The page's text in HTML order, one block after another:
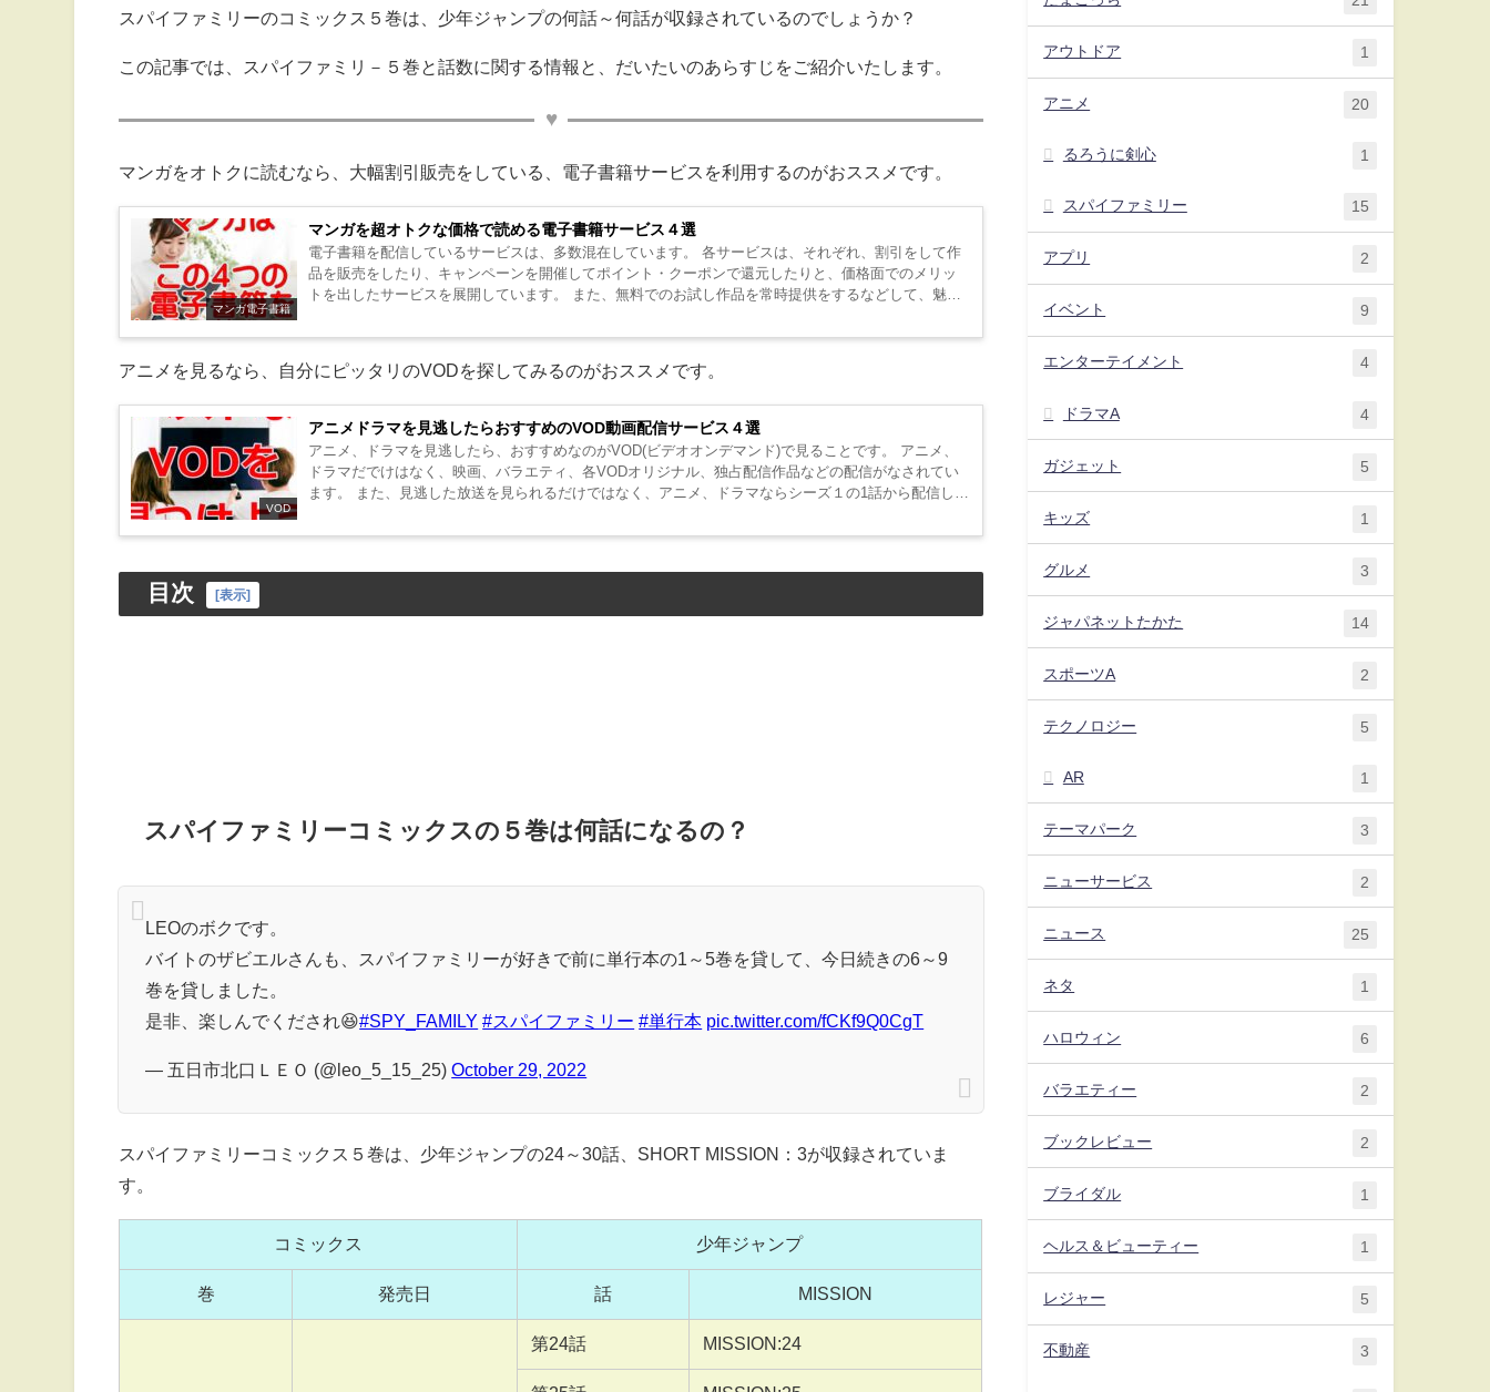
スパイファミリーのコミックス５巻は、少年ジャンプの何話～何話が収録されているのでしょうか？
この記事では、スパイファミリ－５巻と話数に関する情報と、だいたいのあらすじをご紹介いたします。
マンガをオトクに読むなら、大幅割引販売をしている、電子書籍サービスを利用するのがおススメです。
マンガ電子書籍
マンガを超オトクな価格で読める電子書籍サービス４選
電子書籍を配信しているサービスは、多数混在しています。 各サービスは、それぞれ、割引をして作
品を販売をしたり、キャンペーンを開催してポイント・クーポンで還元したりと、価格面でのメリッ
トを出したサービスを展開しています。 また、無料でのお試し作品を常時提供をするなどして、魅力
アニメを見るなら、自分にピッタリのVODを探してみるのがおススメです。
VOD
アニメドラマを見逃したらおすすめのVOD動画配信サービス４選
アニメ、ドラマを見逃したら、おすすめなのがVOD(ビデオオンデマンド)で見ることです。 アニメ、
ドラマだでけはなく、映画、バラエティ、各VODオリジナル、独占配信作品などの配信がなされてい
ます。 また、見逃した放送を見られるだけではなく、アニメ、ドラマならシーズ１の1話から配信して
目次 [表示]
スパイファミリーコミックスの５巻は何話になるの？
LEOのボクです。
バイトのザビエルさんも、スパイファミリーが好きで前に単行本の1～5巻を貸して、今日続きの6～9
巻を貸しました。
是非、楽しんでくだされ😆#SPY_FAMILY #スパイファミリー #単行本 pic.twitter.com/fCKf9Q0CgT
— 五日市北口ＬＥＯ (@leo_5_15_25)October 29, 2022
スパイファミリーコミックス５巻は、少年ジャンプの24～30話、SHORT MISSION：3が収録されていま
す。
コミックス 少年ジャンプ
巻 発売日 話 MISSION
第24話 MISSION:24
アウトドア 1
アニメ 20
るろうに剣心 1
スパイファミリー 15
アプリ 2
イベント 9
エンターテイメント 4
ドラマA 4
ガジェット 5
キッズ 1
グルメ 3
ジャパネットたかた 14
スポーツA 2
テクノロジー 5
AR 1
テーマパーク 3
ニューサービス 2
ニュース 25
ネタ 1
ハロウィン 6
バラエティー 2
ブックレビュー 2
ブライダル 1
ヘルス＆ビューティー 1
レジャー 5
不動産 3